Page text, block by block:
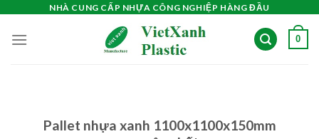
content
NHÀ CUNG CẤP NHỰA CÔNG NGHIỆP HÀNG ĐẦU
0
Pallet nhựa xanh 1100x1100x150mm